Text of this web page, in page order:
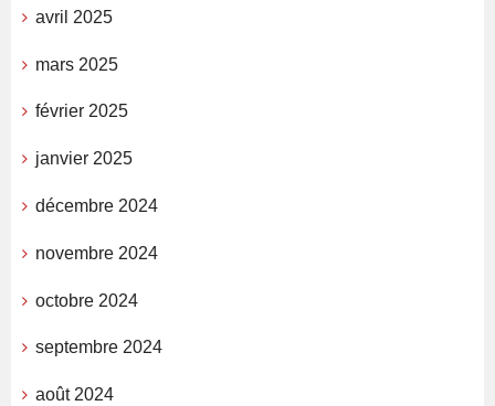
avril 2025
mars 2025
février 2025
janvier 2025
décembre 2024
novembre 2024
octobre 2024
septembre 2024
août 2024